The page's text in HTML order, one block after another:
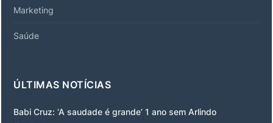
Marketing
Saúde
ÚLTIMAS NOTÍCIAS
Babi Cruz: ‘A saudade é grande’ 1 ano sem Arlindo